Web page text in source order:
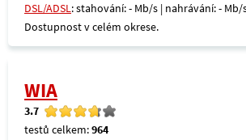
DSL/ADSL: stahování: - Mb/s | nahrávání: - Mb/
Dostupnost v celém okrese.
WIA
3.7
testů celkem:964